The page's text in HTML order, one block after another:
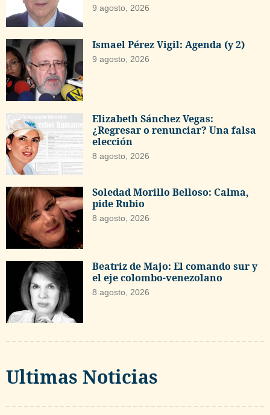
9 agosto, 2026
Ismael Pérez Vigil: Agenda (y 2)
9 agosto, 2026
Elizabeth Sánchez Vegas:
¿Regresar o renunciar? Una falsa
elección
8 agosto, 2026
Soledad Morillo Belloso: Calma,
pide Rubio
8 agosto, 2026
Beatriz de Majo: El comando sur y
el eje colombo-venezolano
8 agosto, 2026
Ultimas Noticias